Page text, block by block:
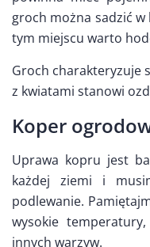
groch można sadzić
tym miejscu warto
Groch charakteryzuje
z kwiatami stanowi
Koper
Uprawa kopru jest
każdej ziemi i
podlewanie.
wysokie
innych warzyw.